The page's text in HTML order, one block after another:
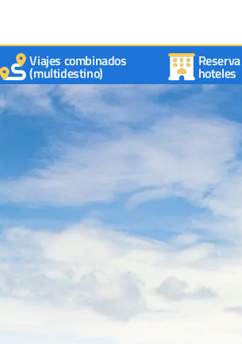
Viajes combinados
(multidestino) hoteles